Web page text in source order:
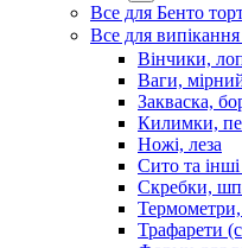
Все для Бенто
Все для випікання
Вінчики,
Ваги,
Закваска,
Килимки,
Ножі, леза
Сито та
Скребки,
Трафарети